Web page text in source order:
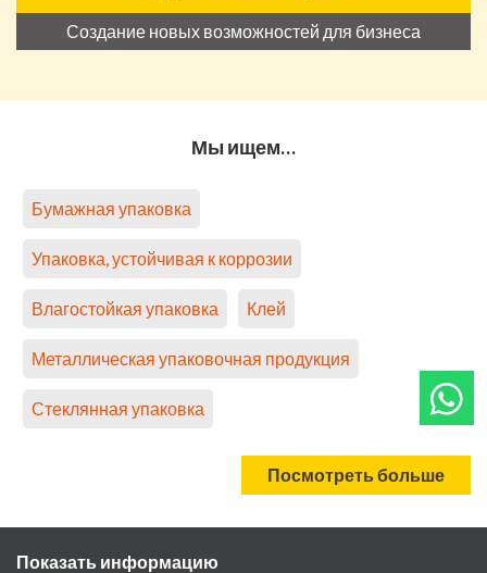
Создание новых возможностей для бизнеса
Мы ищем…
Бумажная упаковка
Упаковка, устойчивая к коррозии
Влагостойкая упаковка Клей
Металлическая упаковочная продукция
Стеклянная упаковка
Посмотреть больше
Показать информацию